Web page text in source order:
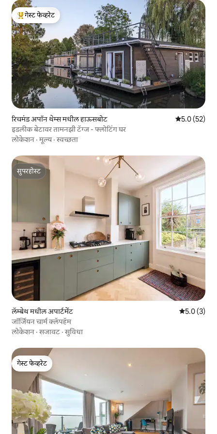
टॉप गेस्ट फेव्हरेट
गेस्ट फेव्हरेट
रिचमंड अपॉन थेम्स मधील हाऊसबोट 5 पैकी 5.0
5.0 (52)
इडलीक बेटावर तामनझी टॅग्ज - फ्लोटिंग घर
लोकेशन ·मूल्य·स्वच्छता
सुपरहोस्ट
सुपरहोस्ट
लॅम्बेथ मधील अपार्टमेंट 5 पैकी 5.0
5.0 (3)
जॉर्जियन चार्म क्लॅपहॅम
लोकेशन ·सजावट ·सुविधा
गेस्ट फेव्हरेट
गेस्ट फेव्हरेट